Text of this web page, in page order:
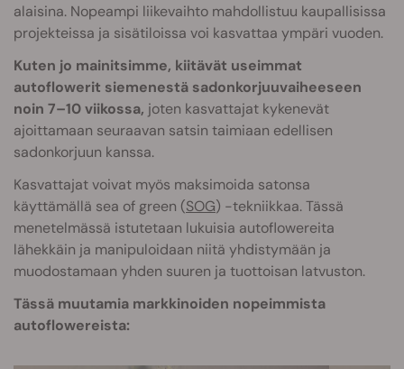
alaisina. Nopeampi liikevaihto mahdollistuu kaupallisissa
projekteissa ja sisätiloissa voi kasvattaa ympäri vuoden.
Kuten jo mainitsimme, kiitävät useimmat
autoflowerit siemenestä sadonkorjuuvaiheeseen
noin 7–10 viikossa, joten kasvattajat kykenevät
ajoittamaan seuraavan satsin taimiaan edellisen
sadonkorjuun kanssa.
Kasvattajat voivat myös maksimoida satonsa
käyttämällä sea of green (SOG) -tekniikkaa. Tässä
menetelmässä istutetaan lukuisia autoflowereita
lähekkäin ja manipuloidaan niitä yhdistymään ja
muodostamaan yhden suuren ja tuottoisan latvuston.
Tässä muutamia markkinoiden nopeimmista
autoflowereista: